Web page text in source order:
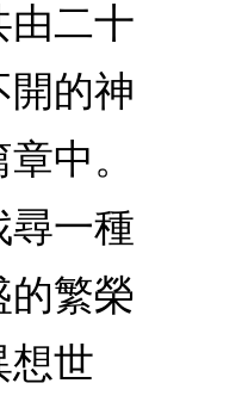
由二十
開的神
中。
尋一種
的繁榮
想世